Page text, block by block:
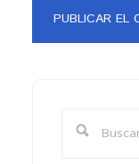
primaria